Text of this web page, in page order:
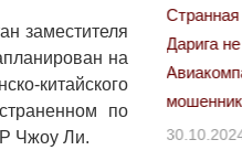
заместителя
на
китайского
по
Чжоу Ли.
Странная
Дарига не ждёт
Авиакомпании
мошенниками
30.10.2024 14:00